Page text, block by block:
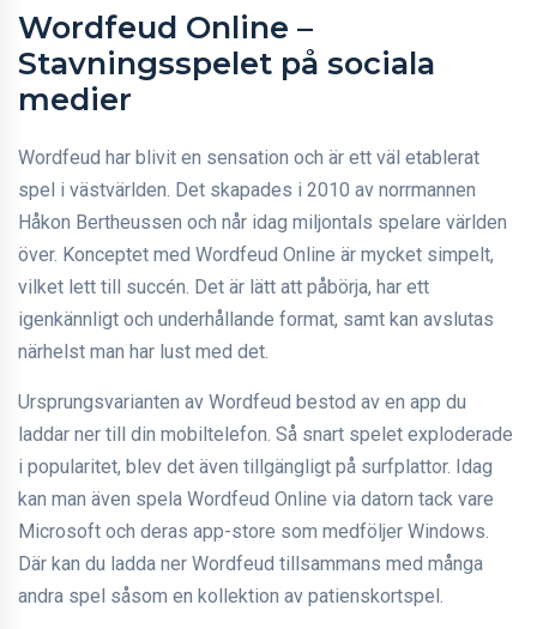
Wordfeud Online –
Stavningsspelet på sociala
medier
Wordfeud har blivit en sensation och är ett väl etablerat
spel i västvärlden. Det skapades i 2010 av norrmannen
Håkon Bertheussen och når idag miljontals spelare världen
över. Konceptet med Wordfeud Online är mycket simpelt,
vilket lett till succén. Det är lätt att påbörja, har ett
igenkännligt och underhållande format, samt kan avslutas
närhelst man har lust med det.
Ursprungsvarianten av Wordfeud bestod av en app du
laddar ner till din mobiltelefon. Så snart spelet exploderade
i popularitet, blev det även tillgängligt på surfplattor. Idag
kan man även spela Wordfeud Online via datorn tack vare
Microsoft och deras app-store som medföljer Windows.
Där kan du ladda ner Wordfeud tillsammans med många
andra spel såsom en kollektion av patienskortspel.